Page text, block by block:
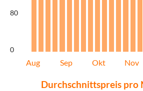
80
0
Aug Sep Okt Nov
Durchschnittspreis pro